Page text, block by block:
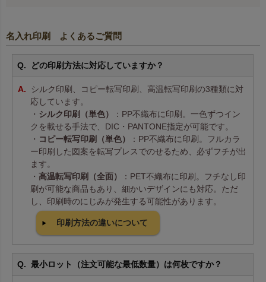
名入れ印刷 よくあるご質問
どの印刷方法に対応していますか？
シルク印刷、コピー転写印刷、高温転写印刷の3種類に対
応しています。
・ シルク印刷（単色）
：PP不織布に印刷。一色ずつイン
クを載せる手法で、DIC・PANTONE指定が可能です。
・ コピー転写印刷（単色）
：PP不織布に印刷。フルカラ
ー印刷した図案を転写プレスでのせるため、必ずフチが出
ます。
・ 高温転写印刷（全面）
：PET不織布に印刷。フチなし印
刷が可能な商品もあり、細かいデザインにも対応。ただ
し、印刷時のにじみが発生する可能性があります。
印刷方法の違いについて
最小ロット（注文可能な最低数量）は何枚ですか？